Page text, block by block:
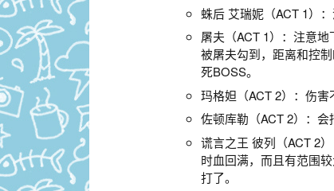
蛛后 艾瑞妮（ACT 1）
屠夫（ACT 1）：注意
被屠夫勾到，距离和控
死BOSS。
玛格妲（ACT 2）：伤害
佐顿库勒（ACT 2）：会
谎言之王 彼列（ACT 2
时血回满，而且有范围
打了。